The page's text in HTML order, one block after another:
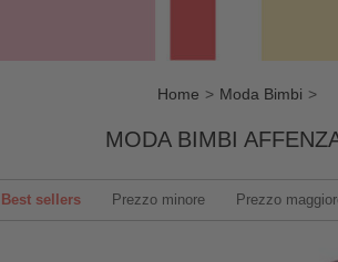
Home Moda Bimbi
MODA BIMBI
Best sellers Prezzo minore Prezzo